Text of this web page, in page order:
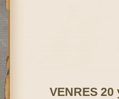
VENRES 20